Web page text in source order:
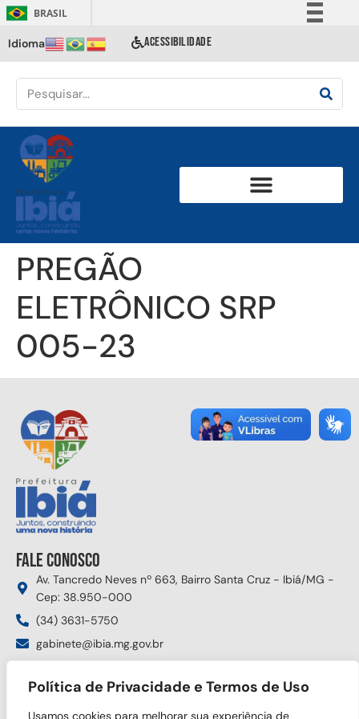
Política de Privacidade e Termos de Uso
Usamos cookies para melhorar sua experiência de
BRASIL
Comunica BR
Acesso à informação
Idioma ACESSIBILIDADE
PREGÃO
ELETRÔNICO SRP
005-23
Fale conosco
Av. Tancredo Neves nº 663, Bairro Santa Cruz - Ibiá/MG -
Cep: 38.950-000
(34) 3631-5750
gabinete@ibia.mg.gov.br